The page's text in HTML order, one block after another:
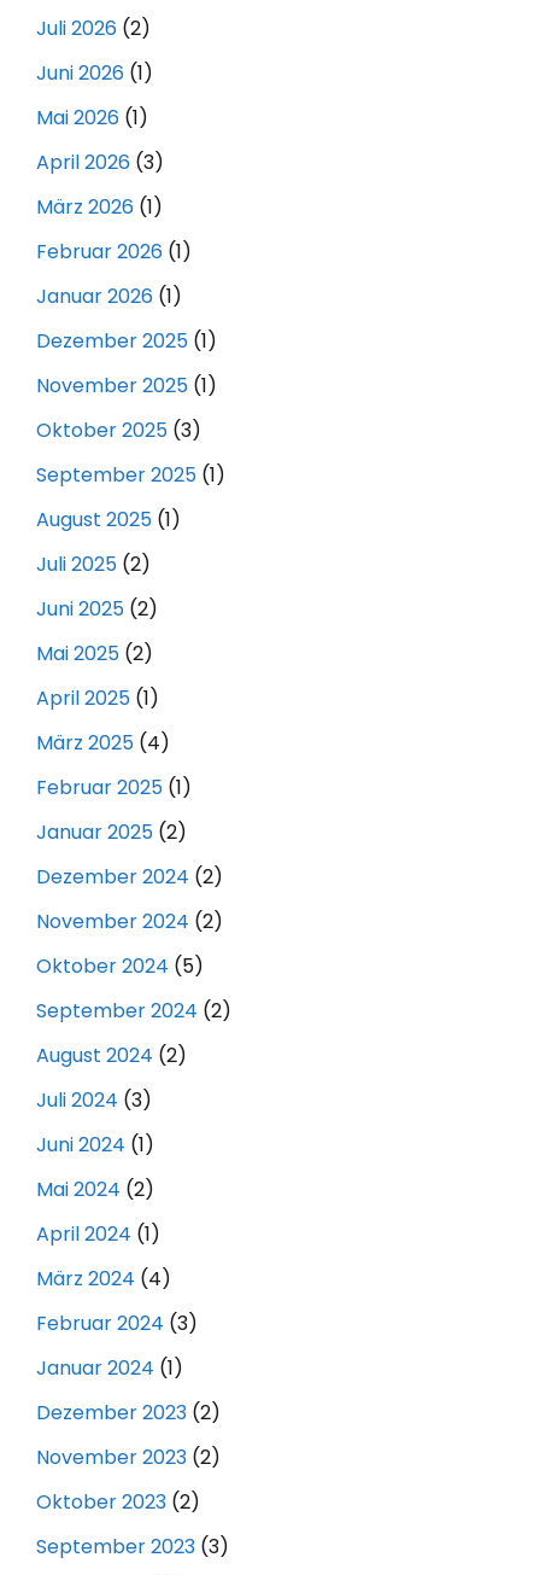
Juli 2026 (2)
Juni 2026 (1)
Mai 2026 (1)
April 2026 (3)
März 2026 (1)
Februar 2026 (1)
Januar 2026 (1)
Dezember 2025 (1)
November 2025 (1)
Oktober 2025 (3)
September 2025 (1)
August 2025 (1)
Juli 2025 (2)
Juni 2025 (2)
Mai 2025 (2)
April 2025 (1)
März 2025 (4)
Februar 2025 (1)
Januar 2025 (2)
Dezember 2024 (2)
November 2024 (2)
Oktober 2024 (5)
September 2024 (2)
August 2024 (2)
Juli 2024 (3)
Juni 2024 (1)
Mai 2024 (2)
April 2024 (1)
März 2024 (4)
Februar 2024 (3)
Januar 2024 (1)
Dezember 2023 (2)
November 2023 (2)
Oktober 2023 (2)
September 2023 (3)